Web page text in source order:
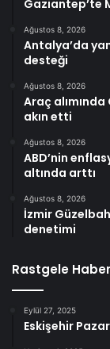
Gaziantep’te
Ağustos 8, 2026
Antalya’da
desteği
Ağustos 8, 2026
Araç
akın etti
Ağustos 8, 2026
ABD’nin
altında arttı
Ağustos 8, 2026
İzmir
denetimi
Rastgele
Eylül 27, 2025
Eskişehir